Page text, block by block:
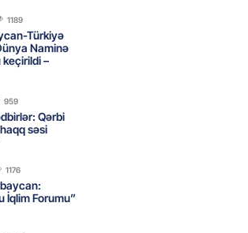
8-nə
1189
Türkiyə
Naminə
–
959
Qərbi
səsi
1176
İqlim Forumu”